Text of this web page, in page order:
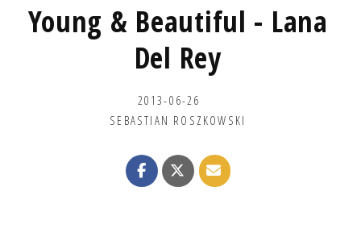
Young & Beautiful - Lana
Del Rey
2013-06-26
SEBASTIAN ROSZKOWSKI